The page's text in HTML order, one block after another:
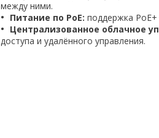
между ними.
Питание по PoE: поддержка PoE+
Централизованное облачное
доступа и удалённого управления.